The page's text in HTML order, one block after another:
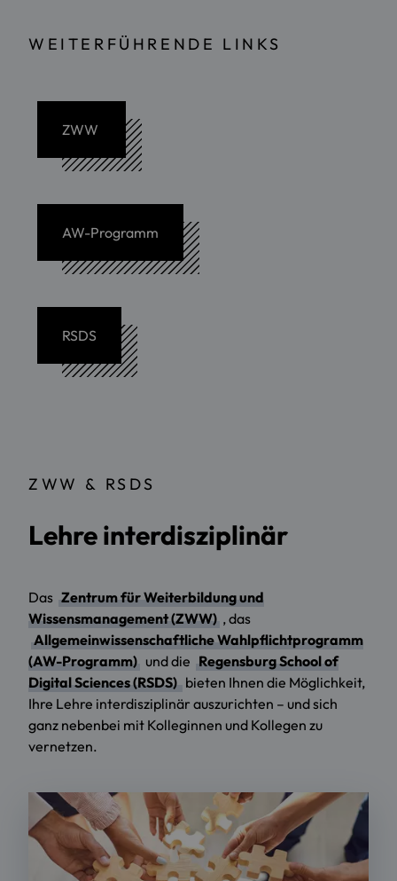
WEITERFÜHRENDE LINKS
ZWW
AW-Programm
RSDS
ZWW & RSDS
Lehre interdisziplinär
Das Zentrum für Weiterbildung und
Wissensmanagement (ZWW) , das
Allgemeinwissenschaftliche Wahlpflichtprogramm
(AW-Programm) und die Regensburg School of
Digital Sciences (RSDS) bieten Ihnen die Möglichkeit,
Ihre Lehre interdisziplinär auszurichten – und sich
ganz nebenbei mit Kolleginnen und Kollegen zu
vernetzen.